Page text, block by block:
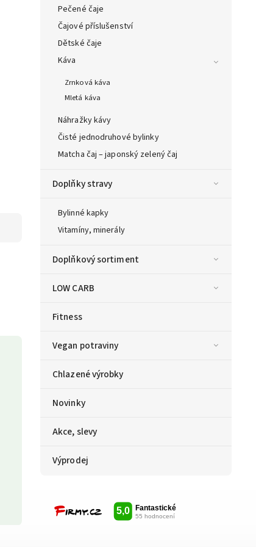
Pečené čaje
Čajové příslušenství
Dětské čaje
Káva
Zrnková káva
Mletá káva
Náhražky kávy
Čisté jednodruhové bylinky
Matcha čaj – japonský zelený čaj
Doplňky stravy
Bylinné kapky
Vitamíny, minerály
Doplňkový sortiment
LOW CARB
Fitness
Vegan potraviny
Chlazené výrobky
Novinky
Akce, slevy
Výprodej